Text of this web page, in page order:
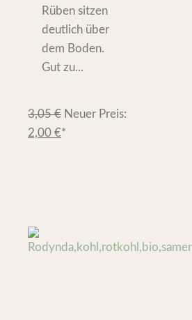
Rüben sitzen
deutlich über
dem Boden.
Gut zu...
3,05€ Neuer Preis:
2,00 €*